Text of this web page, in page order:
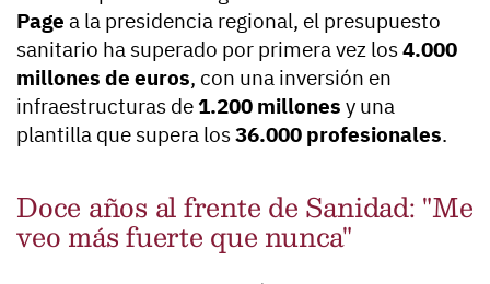
Page a la presidencia regional, el presupuesto
sanitario ha superado por primera vez los4.000
millones de euros, con una inversión en
infraestructuras de 1.200 millones y una
plantilla que supera los36.000 profesionales.
Doce años al frente de Sanidad: "Me
veo más fuerte que nunca"